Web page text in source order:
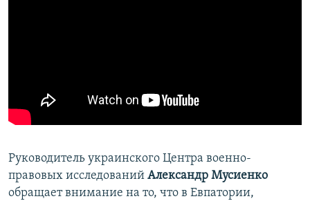
Руководитель украинского Центра военно-
правовых исследований Александр Мусиенко
обращает внимание на то, что в Евпатории,